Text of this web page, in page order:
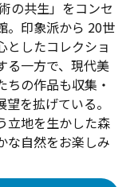
の共生」をコンセ
。印象派から 20世
としたコレクショ
る一方で、現代美
の作品も収集・
を拡げている。
立地を生かした森
な自然をお楽しみ